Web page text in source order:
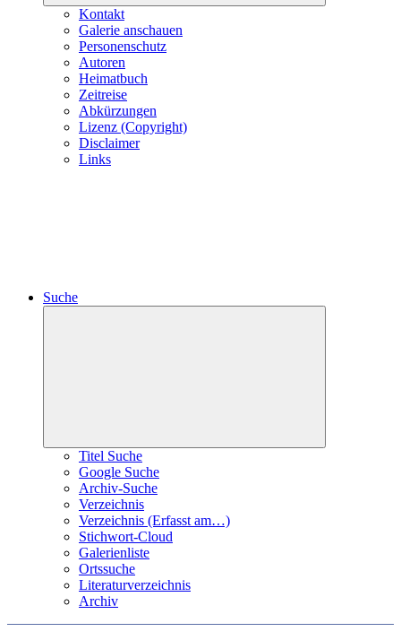
Kontakt
Galerie anschauen
Personenschutz
Autoren
Heimatbuch
Zeitreise
Abkürzungen
Lizenz (Copyright)
Disclaimer
Links
Suche
Titel Suche
Google Suche
Archiv-Suche
Verzeichnis
Verzeichnis (Erfasst am…)
Stichwort-Cloud
Galerienliste
Ortssuche
Literaturverzeichnis
Archiv